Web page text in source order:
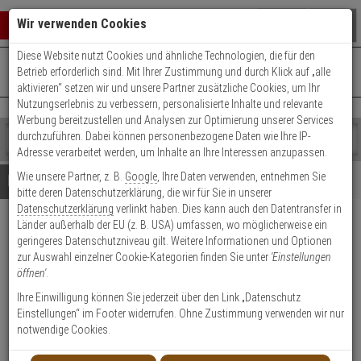
Warenkorb schließen
0 ARTIKEL IM WARENKORB
Ihr Warenkorb ist momentan leer.
Ergebnisse ()
Fertig
Shop
durchsuchen
Bitte
geben
Sie
mindestens
Zeichen
ein,
um
Suche
Es
wurde
noch
Kategorien
Suche
gestartet
+49 (0)821 899 493-0Mo. - Do.: 8:00 - 16:30 | Fr.: 8:00 - 14:00 Uhr
Kontaktservice nutzen
Details Beratung Beliebte 5 Megapixel Artikel
Dahua IPC-HDW5541H-AS-
PV-0360B IP-Kamera 5MPx T/N
Produktmerkmale
Wir verwenden Cookies
Diese Website nutzt Cookies und ähnliche Technologien, die für den
Betrieb erforderlich sind. Mit Ihrer Zustimmung und durch Klick auf „alle
aktivieren“ setzen wir und unsere Partner zusätzliche Cookies, um Ihr
Nutzungserlebnis zu verbessern, personalisierte Inhalte und relevante
Werbung bereitzustellen und Analysen zur Optimierung unserer Services
durchzuführen. Dabei können personenbezogene Daten wie Ihre IP-
Adresse verarbeitet werden, um Inhalte an Ihre Interessen anzupassen.
Wie unsere Partner, z. B. Google , Ihre Daten verwenden, entnehmen Sie
bitte deren Datenschutzerklärung, die wir für Sie in unserer
Datenschutzerklärung verlinkt haben. Dies kann auch den Datentransfer in
Länder außerhalb der EU (z. B. USA) umfassen, wo möglicherweise ein
geringeres Datenschutzniveau gilt. Weitere Informationen und Optionen
zur Auswahl einzelner Cookie-Kategorien finden Sie unter 'Einstellungen
öffnen'.
Ihre Einwilligung können Sie jederzeit über den Link „Datenschutz
Einstellungen“ im Footer widerrufen. Ohne Zustimmung verwenden wir nur
notwendige Cookies.